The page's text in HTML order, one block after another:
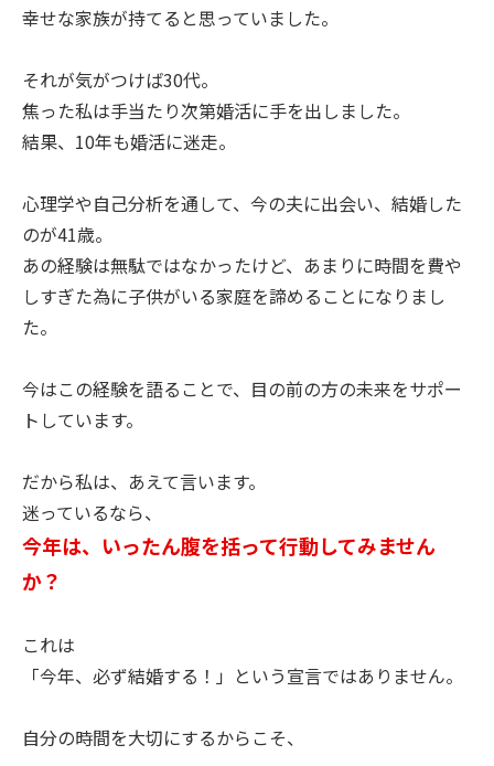
幸せな家族が持てると思っていました。
それが気がつけば30代。
焦った私は手当たり次第婚活に手を出しました。
結果、10年も婚活に迷走。
心理学や自己分析を通して、今の夫に出会い、結婚した
のが41歳。
あの経験は無駄ではなかったけど、あまりに時間を費や
しすぎた為に子供がいる家庭を諦めることになりまし
た。
今はこの経験を語ることで、目の前の方の未来をサポー
トしています。
だから私は、あえて言います。
迷っているなら、
今年は、いったん腹を括って行動してみません
か？
これは
「今年、必ず結婚する！」という宣言ではありません。
自分の時間を大切にするからこそ、